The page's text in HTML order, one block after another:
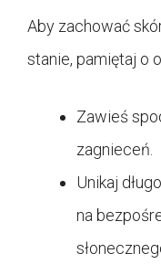
Aby zachować
stanie, pamiętaj o
Zawieś
zagnieceń.
Unikaj
na